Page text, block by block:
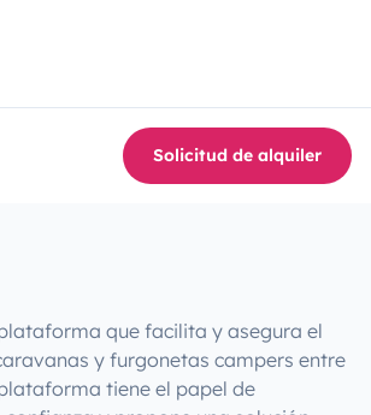
Solicitud de alquiler
que facilita y asegura el
y furgonetas campers entre
tiene el papel de